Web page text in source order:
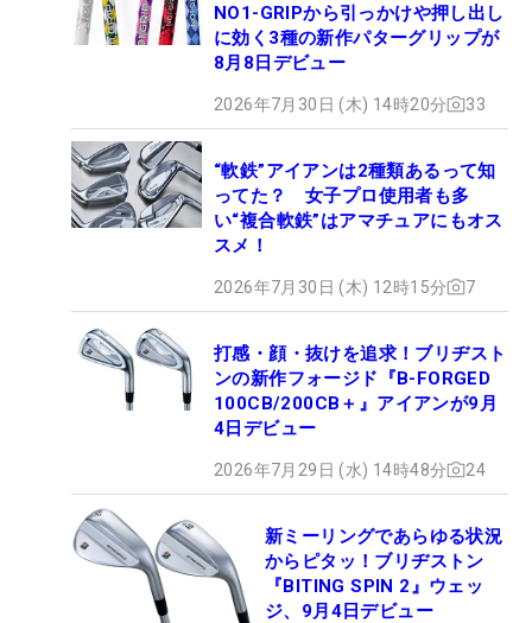
NO1-GRIPから引っかけや押し出し
に効く3種の新作パターグリップが
8月8日デビュー
2026年7月30日 (木) 14時20分 33
“軟鉄”アイアンは2種類あるって知
ってた？ 女子プロ使用者も多
い“複合軟鉄”はアマチュアにもオス
スメ！
2026年7月30日 (木) 12時15分 7
打感・顔・抜けを追求！ブリヂスト
ンの新作フォージド『B-FORGED
100CB/200CB＋』アイアンが9月
4日デビュー
2026年7月29日 (水) 14時48分 24
新ミーリングであらゆる状況
からピタッ！ブリヂストン
『BITING SPIN 2』ウェッ
ジ、9月4日デビュー